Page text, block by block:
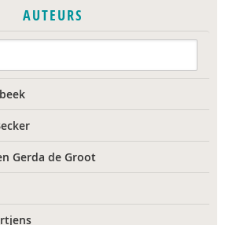
AUTEURS
Gerda de Groot